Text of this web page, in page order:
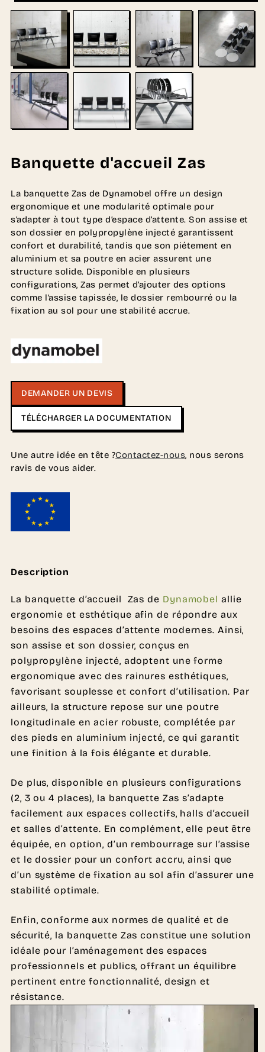
Banquette d'accueil Zas
La banquette Zas de Dynamobel offre un design
ergonomique et une modularité optimale pour
s’adapter à tout type d’espace d’attente. Son assise et
son dossier en polypropylène injecté garantissent
confort et durabilité, tandis que son piétement en
aluminium et sa poutre en acier assurent une
structure solide. Disponible en plusieurs
configurations, Zas permet d’ajouter des options
comme l’assise tapissée, le dossier rembourré ou la
fixation au sol pour une stabilité accrue.
DEMANDER UN DEVIS
TÉLÉCHARGER LA DOCUMENTATION
Une autre idée en tête ?Contactez-nous, nous serons
ravis de vous aider.
Description
La banquette d’accueil Zas de Dynamobel allie
ergonomie et esthétique afin de répondre aux
besoins des espaces d’attente modernes. Ainsi,
son assise et son dossier, conçus en
polypropylène injecté, adoptent une forme
ergonomique avec des rainures esthétiques,
favorisant souplesse et confort d’utilisation. Par
ailleurs, la structure repose sur une poutre
longitudinale en acier robuste, complétée par
des pieds en aluminium injecté, ce qui garantit
une finition à la fois élégante et durable.
De plus, disponible en plusieurs configurations
(2, 3 ou 4 places), la banquette Zas s’adapte
facilement aux espaces collectifs, halls d’accueil
et salles d’attente. En complément, elle peut être
équipée, en option, d’un rembourrage sur l’assise
et le dossier pour un confort accru, ainsi que
d’un système de fixation au sol afin d’assurer une
stabilité optimale.
Enfin, conforme aux normes de qualité et de
sécurité, la banquette Zas constitue une solution
idéale pour l’aménagement des espaces
professionnels et publics, offrant un équilibre
pertinent entre fonctionnalité, design et
résistance.